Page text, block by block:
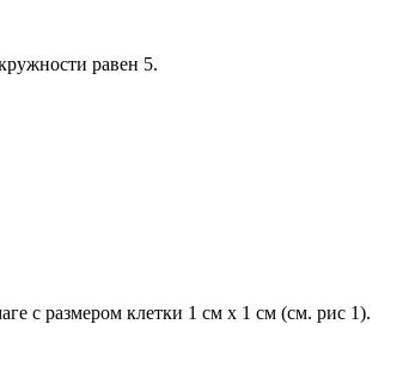
равен 5.
с размером клетки 1 см х 1 см (см. рис 1).